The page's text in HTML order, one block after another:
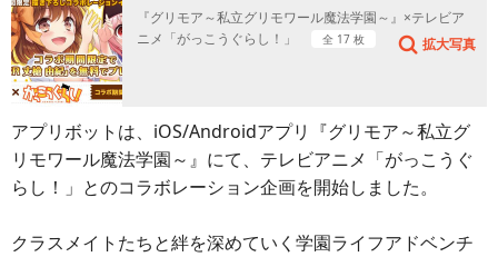
『グリモア～私立グリモワール魔法学園～』×テレビア
ニメ「がっこうぐらし！」
全 17 枚 拡大写真
アプリボットは、iOS/Androidアプリ『グリモア～私立グ
リモワール魔法学園～』にて、テレビアニメ「がっこうぐ
らし！」とのコラボレーション企画を開始しました。
クラスメイトたちと絆を深めていく学園ライフアドベンチ